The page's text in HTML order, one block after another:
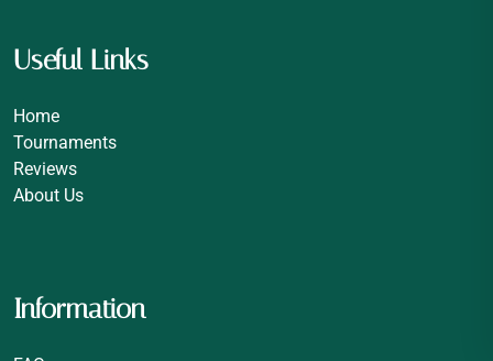
Useful Links
Home
Tournaments
Reviews
About Us
Information